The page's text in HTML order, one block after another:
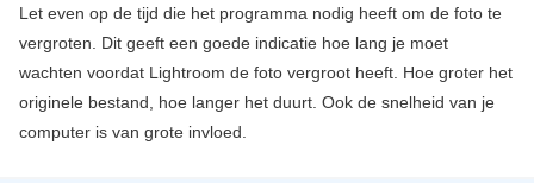
Let even op de tijd die het programma nodig heeft om de foto te
vergroten. Dit geeft een goede indicatie hoe lang je moet
wachten voordat Lightroom de foto vergroot heeft. Hoe groter het
originele bestand, hoe langer het duurt. Ook de snelheid van je
computer is van grote invloed.